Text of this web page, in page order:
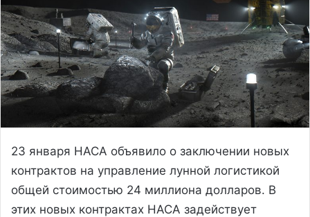
23 января НАСА объявило о заключении новых
контрактов на управление лунной логистикой
общей стоимостью 24 миллиона долларов. В
этих новых контрактах НАСА задействует